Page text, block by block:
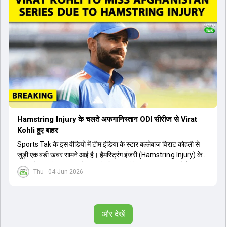
मिलने की प्रबल संभावना है। कप्तान शुभमन गिल विकेट की स्थिति को ध्यान में
रखते हुए अंतिम 11 का फैसला करेंगे। टीम में यशस्वी जायसवाल, केएल राहुल,
ऋषभ पंत और ध्रुव जुरेल जैसे खिलाड़ी भी शामिल हैं। यह टेस्ट मैच विश्व टेस्ट
चैंपियनशिप चक्र का हिस्सा नहीं है, लेकिन भारतीय टीम के लिए काफी महत्वपूर्ण
है। अंत में फैंस के सवालों का जवाब देते हुए टी20 कप्तानी और हेड कोच गौतम
गंभीर से जुड़ी जानकारी भी साझा की गई।
Thu - 04 Jun 2026
Hamstring Injury के चलते अफगानिस्तान ODI सीरीज से Virat
Kohli हुए बाहर
Sports Tak के इस वीडियो में टीम इंडिया के स्टार बल्लेबाज विराट कोहली से
जुड़ी एक बड़ी खबर सामने आई है। हैमस्ट्रिंग इंजरी (Hamstring Injury) के
कारण विराट कोहली अफगानिस्तान के खिलाफ होने वाली आगामी तीन मैचों की
वनडे सीरीज से बाहर हो गए हैं। भारत और अफगानिस्तान के बीच इस वनडे सीरीज
खत्म हुए आईपीएल में शानदार प्रदर्शन करने वाले विराट कोहली का इस सीरीज से
बाहर होना भारतीय फैंस के लिए एक बहुत बड़ा झटका है। यह वनडे सीरीज 2027
और देखें